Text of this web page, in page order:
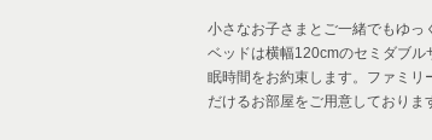
小さなお子さまとご一緒でもゆっ
ベッドは横幅120cmのセミダブ
眠時間をお約束します。ファミリ
だけるお部屋をご用意しておりま